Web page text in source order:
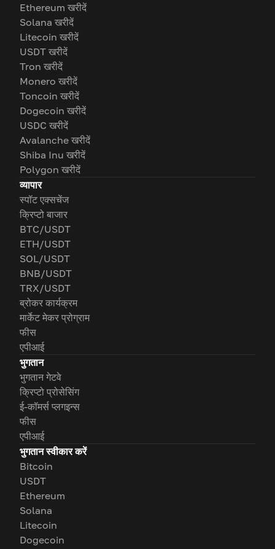
Ethereum खरीदें
Solana खरीदें
Litecoin खरीदें
USDT खरीदें
Tron खरीदें
Monero खरीदें
Toncoin खरीदें
Dogecoin खरीदें
USDC खरीदें
Avalanche खरीदें
Shiba Inu खरीदें
Polygon खरीदें
व्यापार
स्पॉट एक्सचेंज
क्रिप्टो बाजार
BTC/USDT
ETH/USDT
SOL/USDT
BNB/USDT
TRX/USDT
ब्रोकर कार्यक्रम
मार्केट मेकर प्रोग्राम
फीस
एपीआई
भुगतान
भुगतान गेटवे
क्रिप्टो प्रोसेसिंग
ई-कॉमर्स प्लगइन्स
फीस
एपीआई
भुगतान स्वीकार करें
Bitcoin
USDT
Ethereum
Solana
Litecoin
Dogecoin